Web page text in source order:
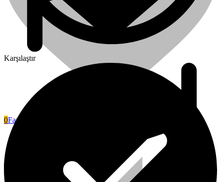
0Favori
Karşılaştır